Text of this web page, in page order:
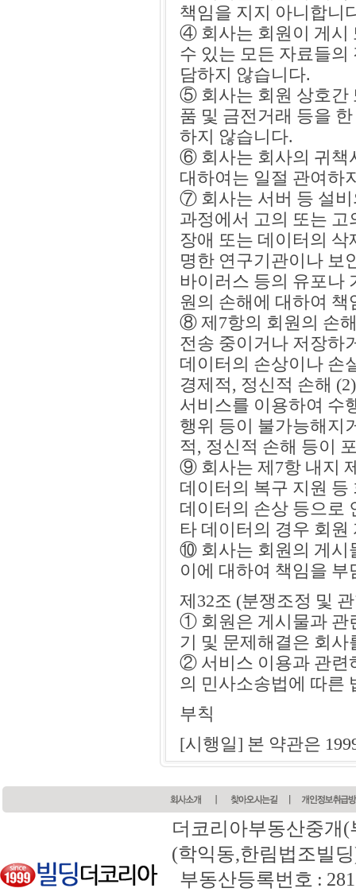
책임을 지지 아니합니
④ 회사는 회원이 게시
수 있는 모든 자료들
담하지 않습니다.
⑤ 회사는 회원 상호간
품 및 금전거래 등을
하지 않습니다.
⑥ 회사는 회사의 귀책
대하여는 일절 관여하
⑦ 회사는 서버 등 설비
과정에서 고의 또는
장애 또는 데이터의
명한 연구기관이나 보
바이러스 등의 유포나
원의 손해에 대하여 책
⑧ 제7항의 회원의 손
전송 중이거나 저장하
데이터의 손상이나 손
경제적, 정신적 손해
서비스를 이용하여 수
행위 등이 불가능해지
적, 정신적 손해 등이
⑨ 회사는 제7항 내지
데이터의 복구 지원
데이터의 손상 등으로
타 데이터의 경우 회
⑩ 회사는 회원의 게시
이에 대하여 책임을
제32조 (분쟁조정 및
① 회원은 게시물과 관
기 및 문제해결은 회
② 서비스 이용과 관련
의 민사소송법에 따른
부칙
[시행일] 본 약관은
더코리아부동산중개
(학익동,한림법조빌
부동산등록번호 :